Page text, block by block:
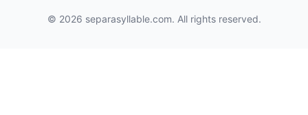
© 2026 separasyllable.com. All rights reserved.